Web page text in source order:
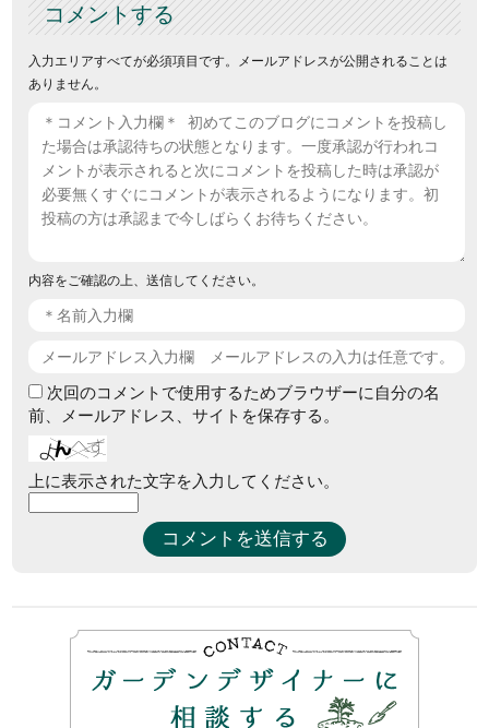
コメントする
入力エリアすべてが必須項目です。メールアドレスが公開されることは
ありません。
内容をご確認の上、送信してください。
次回のコメントで使用するためブラウザーに自分の名
前、メールアドレス、サイトを保存する。
上に表示された文字を入力してください。